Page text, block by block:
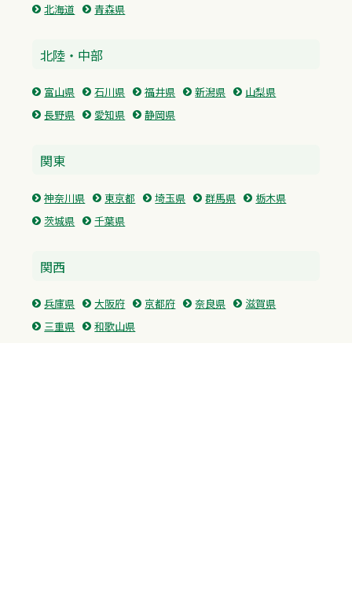
北海道 青森県
北陸・中部
富山県 石川県 福井県 新潟県
山梨県
長野県
愛知県 静岡県
関東
神奈川県 東京都 埼玉県 群馬県
栃木県
茨城県
千葉県
関西
兵庫県 大阪府 京都府 奈良県
滋賀県
三重県
和歌山県